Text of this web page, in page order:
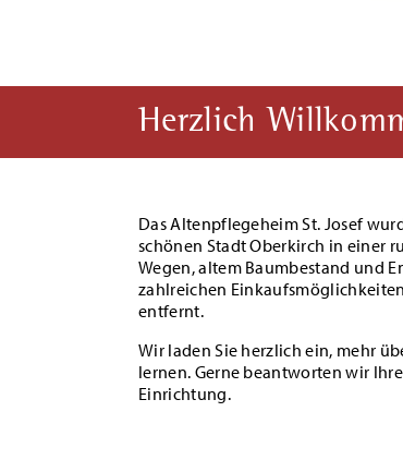
Herzlich
Das Altenpflegeheim St. Josef
schönen Stadt Oberkirch in einer
Wegen, altem Baumbestand und
zahlreichen
entfernt.
Wir laden Sie herzlich ein, mehr
lernen. Gerne beantworten wir
Einrichtung.